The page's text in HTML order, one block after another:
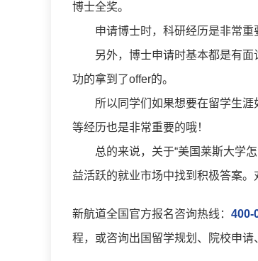
博士全奖。
申请博士时，科研经历是非常
另外，博士申请时基本都是有
功的拿到了offer的。
所以同学们如果想要在留学生
等经历也是非常重要的哦！
总的来说，关于“美国莱斯大学
益活跃的就业市场中找到积极答案
新航道全国官方报名咨询热线： 400-
程，或咨询出国留学规划、院校申请